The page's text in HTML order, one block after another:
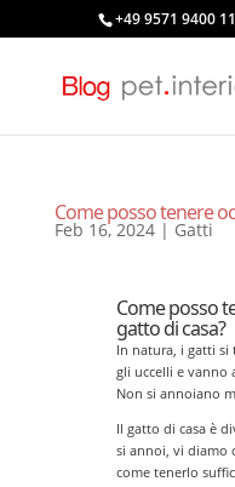
+49 9571 9400
Come posso tenere
Feb 16, 2024| Gatti
Come posso
gatto di casa?
In natura, i gatti si
gli uccelli e vanno
Non si annoiano
Il gatto di casa è
si annoi, vi diamo
come tenerlo